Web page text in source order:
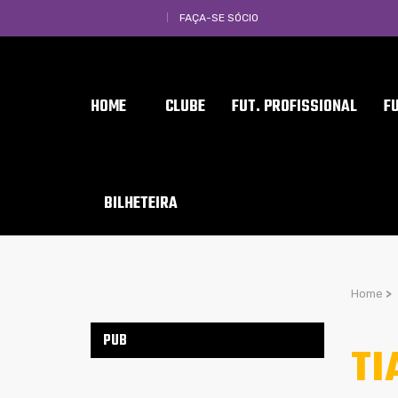
FAÇA-SE SÓCIO
HOME CLUBE FUT. PROFISSIONAL
BILHETEIRA
Home >
PUB